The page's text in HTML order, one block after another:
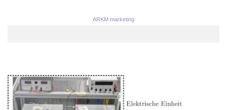
ARKM.marketing